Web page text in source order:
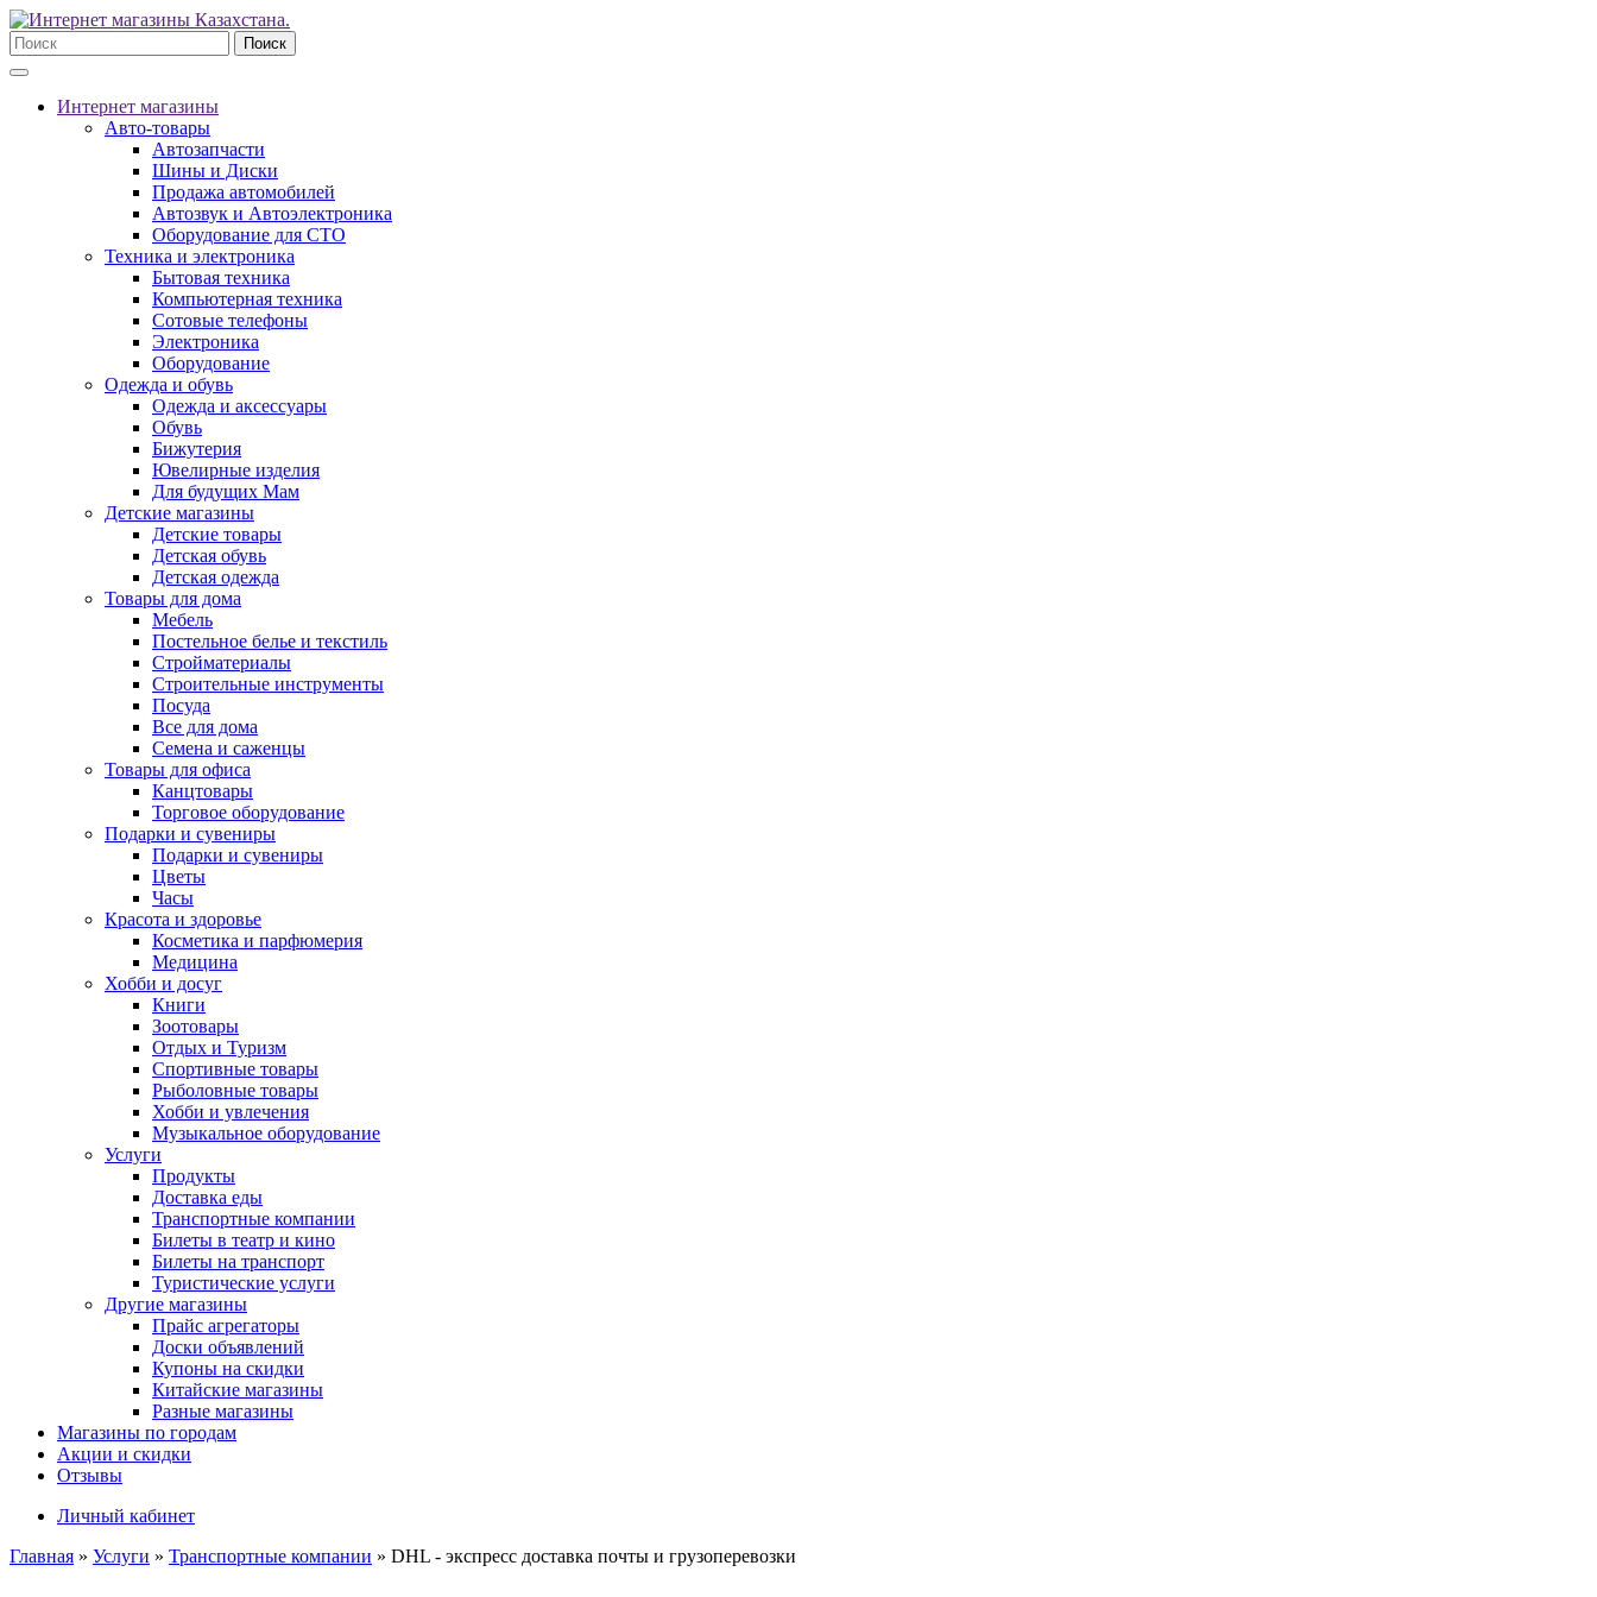
Поиск
Интернет магазины
Авто-товары
Автозапчасти
Шины и Диски
Продажа автомобилей
Автозвук и Автоэлектроника
Оборудование для СТО
Техника и электроника
Бытовая техника
Компьютерная техника
Сотовые телефоны
Электроника
Оборудование
Одежда и обувь
Одежда и аксессуары
Обувь
Бижутерия
Ювелирные изделия
Для будущих Мам
Детские магазины
Детские товары
Детская обувь
Детская одежда
Товары для дома
Мебель
Постельное белье и текстиль
Стройматериалы
Строительные инструменты
Посуда
Все для дома
Семена и саженцы
Товары для офиса
Канцтовары
Торговое оборудование
Подарки и сувениры
Подарки и сувениры
Цветы
Часы
Красота и здоровье
Косметика и парфюмерия
Медицина
Хобби и досуг
Книги
Зоотовары
Отдых и Туризм
Спортивные товары
Рыболовные товары
Хобби и увлечения
Музыкальное оборудование
Услуги
Продукты
Доставка еды
Транспортные компании
Билеты в театр и кино
Билеты на транспорт
Туристические услуги
Другие магазины
Прайс агрегаторы
Доски объявлений
Купоны на скидки
Китайские магазины
Разные магазины
Магазины по городам
Акции и скидки
Отзывы
Личный кабинет
Главная » Услуги » Транспортные компании » DHL - экспресс доставка почты и грузоперевозки